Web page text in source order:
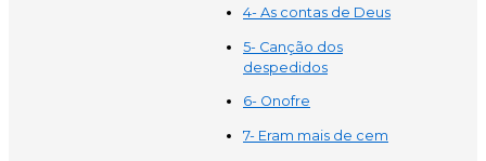
4- As contas de Deus
5- Canção dos
despedidos
6- Onofre
7- Eram mais de cem